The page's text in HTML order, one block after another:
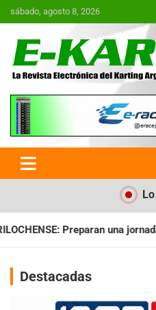
Saltar
al
sábado, agosto 8, 2026
E-Kart.com.ar |
Electrónica del
Argentina
a puro espectáculo
Destacadas